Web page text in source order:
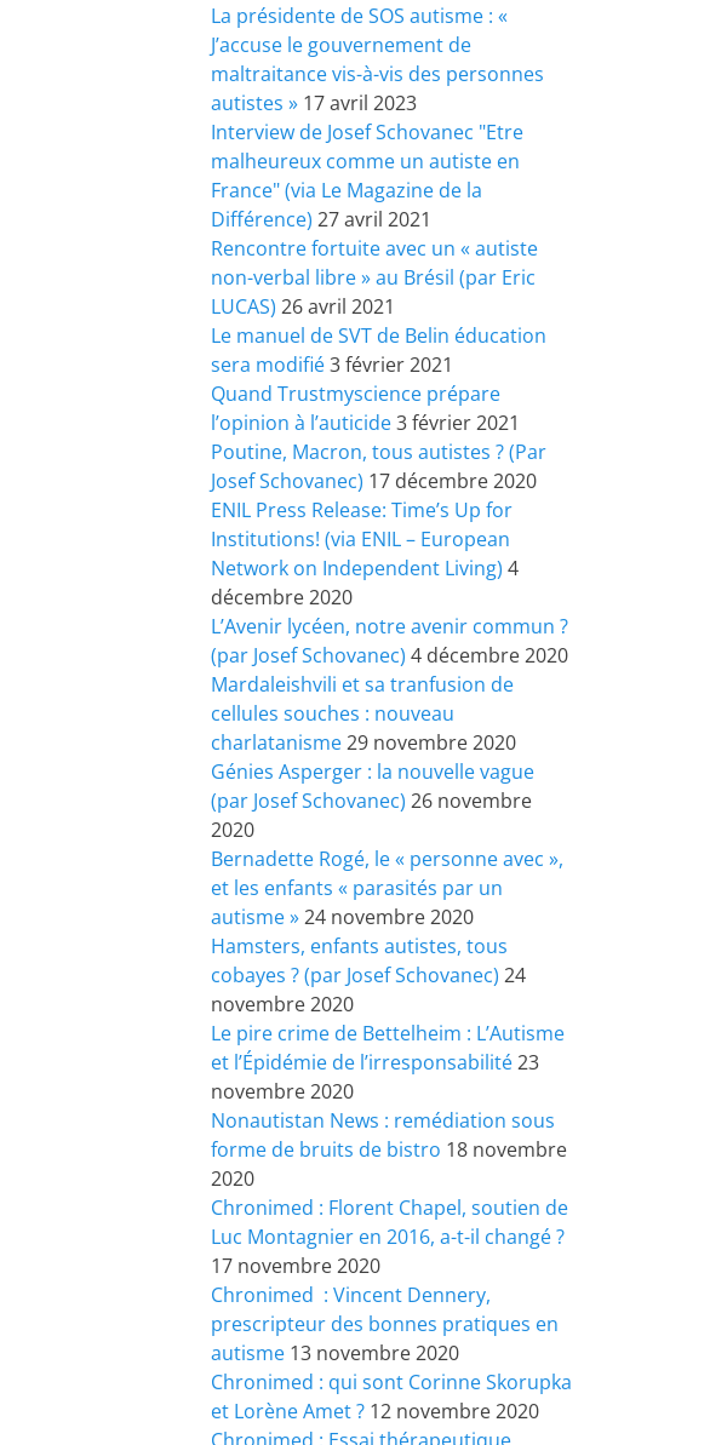
La présidente de SOS autisme : «
J’accuse le gouvernement de
maltraitance vis-à-vis des personnes
autistes » 17 avril 2023
Interview de Josef Schovanec "Etre
malheureux comme un autiste en
France" (via Le Magazine de la
Différence) 27 avril 2021
Rencontre fortuite avec un « autiste
non-verbal libre » au Brésil (par Eric
LUCAS) 26 avril 2021
Le manuel de SVT de Belin éducation
sera modifié3 février 2021
Quand Trustmyscience prépare
l’opinion à l’auticide3 février 2021
Poutine, Macron, tous autistes ? (Par
Josef Schovanec) 17 décembre 2020
ENIL Press Release: Time’s Up for
Institutions! (via ENIL – European
Network on Independent Living) 4
décembre 2020
L’Avenir lycéen, notre avenir commun ?
(par Josef Schovanec) 4 décembre 2020
Mardaleishvili et sa tranfusion de
cellules souches : nouveau
charlatanisme29 novembre 2020
Génies Asperger : la nouvelle vague
(par Josef Schovanec) 26 novembre
2020
Bernadette Rogé, le « personne avec »,
et les enfants « parasités par un
autisme »24 novembre 2020
Hamsters, enfants autistes, tous
cobayes ? (par Josef Schovanec) 24
novembre 2020
Le pire crime de Bettelheim : L’Autisme
et l’Épidémie de l’irresponsabilité23
novembre 2020
Nonautistan News : remédiation sous
forme de bruits de bistro 18 novembre
2020
Chronimed : Florent Chapel, soutien de
Luc Montagnier en 2016, a-t-il changé ?
17 novembre 2020
Chronimed : Vincent Dennery,
prescripteur des bonnes pratiques en
autisme 13 novembre 2020
Chronimed : qui sont Corinne Skorupka
et Lorène Amet ? 12 novembre 2020
Chronimed : Essai thérapeutique